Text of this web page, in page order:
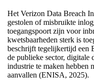
Het Verizon Data Breach
gestolen of misbruikte
toegangspoort zijn voor
kwetsbaarheden sterk is
beschrijft tegelijkertijd een
de publieke sector, digitale
industrie te maken hebben
aanvallen (ENISA, 2025).